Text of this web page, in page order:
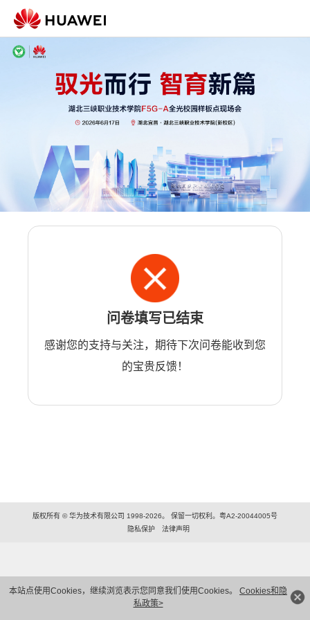
本站点使用Cookies，继续浏览表示您同意我们使用Cookies。 Cookies和隐
私政策>
问卷填写已结束
感谢您的支持与关注，期待下次问卷能收到您
的宝贵反馈！
版权所有 © 华为技术有限公司 1998-2026。 保留一切权利。粤A2-20044005号
隐私保护
法律声明